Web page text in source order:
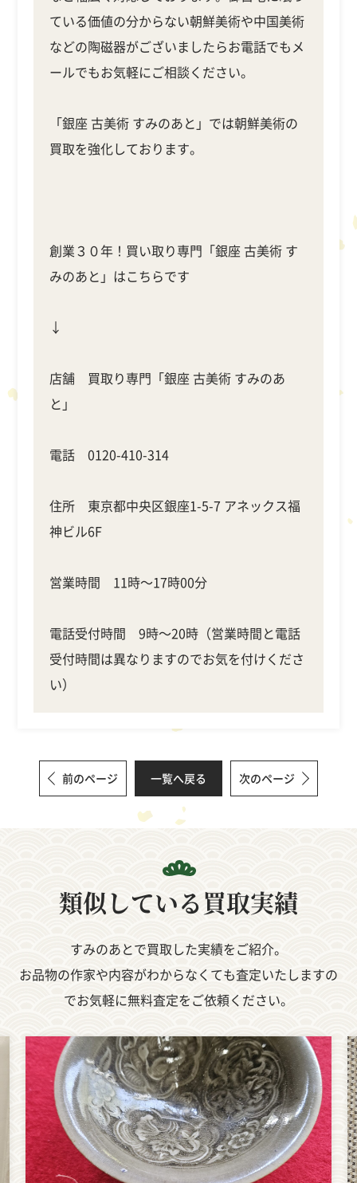
ている価値の分からない朝鮮美術や中国美術
などの陶磁器がございましたらお電話でもメ
ールでもお気軽にご相談ください。
「銀座 古美術 すみのあと」では朝鮮美術の
買取を強化しております。
創業３０年！買い取り専門「銀座 古美術 す
みのあと」はこちらです
↓
店舗 買取り専門「銀座 古美術 すみのあ
と」
電話 0120-410-314
住所 東京都中央区銀座1-5-7 アネックス福
神ビル6F
営業時間 11時～17時00分
電話受付時間 9時～20時（営業時間と電話
受付時間は異なりますのでお気を付けくださ
い）
前のページ 一覧へ戻る 次のページ
類似している買取実績
すみのあとで買取した実績をご紹介。
お品物の作家や内容がわからなくても査定いたしますの
でお気軽に無料査定をご依頼ください。